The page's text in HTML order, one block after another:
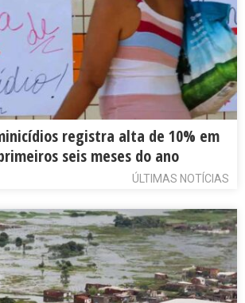
registra alta de 10% em
seis meses do ano
ÚLTIMAS NOTÍCIAS